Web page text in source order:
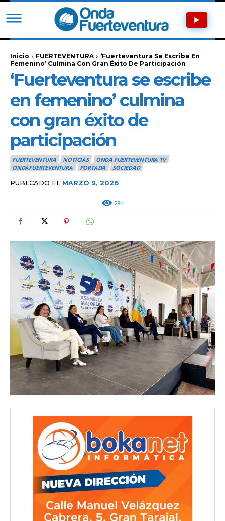
Inicio FUERTEVENTURA
‘Fuerteventura Se Escribe En
Femenino’ Culmina Con Gran Éxito De Participación
‘Fuerteventura se escribe
en femenino’ culmina
con gran éxito de
participación
FUERTEVENTURA NOTICIAS
ONDA FUERTEVENTURA TV
ONDAFUERTEVENTURA
PORTADA SOCIEDAD
PUBLCADO EL MARZO 9, 2026
284